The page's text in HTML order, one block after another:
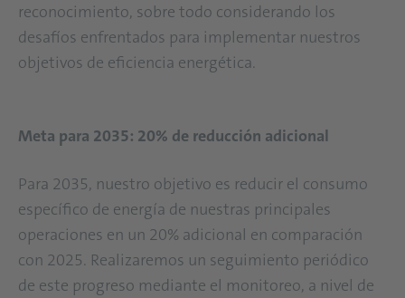
reconocimiento, sobre todo considerando los
desafíos enfrentados para implementar nuestros
objetivos de eficiencia energética.
Meta para 2035: 20% de reducción adicional
Para 2035, nuestro objetivo es reducir el consumo
específico de energía de nuestras principales
operaciones en un 20% adicional en comparación
con 2025. Realizaremos un seguimiento periódico
de este progreso mediante el monitoreo, a nivel de